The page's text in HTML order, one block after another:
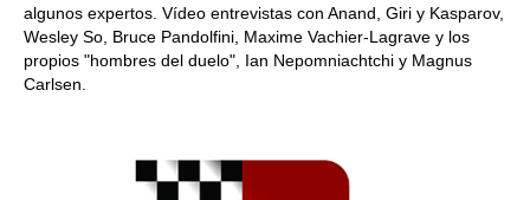
algunos expertos. Vídeo entrevistas con Anand, Giri y Kasparov,
Wesley So, Bruce Pandolfini, Maxime Vachier-Lagrave y los
propios "hombres del duelo", Ian Nepomniachtchi y Magnus
Carlsen.